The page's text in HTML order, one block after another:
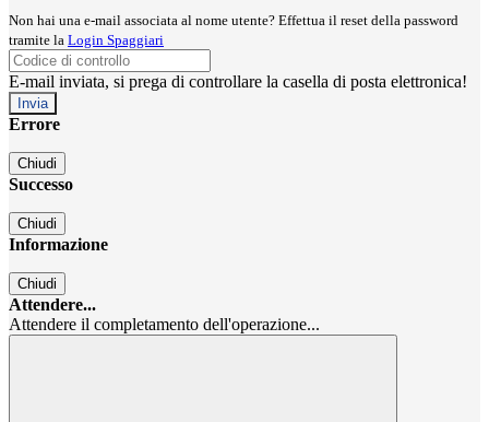
Non hai una e-mail associata al nome utente? Effettua il reset della password
tramite la Login Spaggiari
E-mail inviata, si prega di controllare la casella di posta elettronica!
Errore
Chiudi
Successo
Chiudi
Informazione
Chiudi
Attendere...
Attendere il completamento dell'operazione...